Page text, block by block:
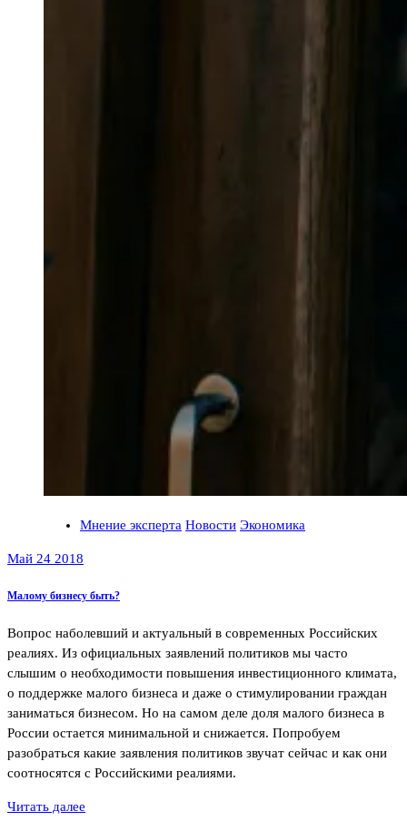
Мнение эксперта Новости Экономика
Май 24 2018
Малому бизнесу быть?
Вопрос наболевший и актуальный в современных Российских
реалиях. Из официальных заявлений политиков мы часто
слышим о необходимости повышения инвестиционного климата,
о поддержке малого бизнеса и даже о стимулировании граждан
заниматься бизнесом. Но на самом деле доля малого бизнеса в
России остается минимальной и снижается. Попробуем
разобраться какие заявления политиков звучат сейчас и как они
соотносятся с Российскими реалиями.
Читать далее